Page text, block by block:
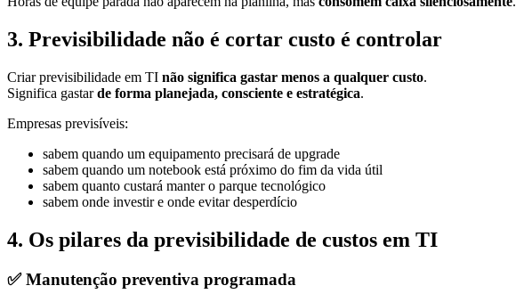
3. Previsibilidade não é cortar custo é controlar
Criar previsibilidade em TI não significa gastar menos a qualquer custo.
Significa gastarde forma planejada, consciente e estratégica.
Empresas previsíveis:
sabem quando um equipamento precisará de upgrade
sabem quando um notebook está próximo do fim da vida útil
sabem quanto custará manter o parque tecnológico
sabem onde investir e onde evitar desperdício
4. Os pilares da previsibilidade de custos em TI
✅Manutenção preventiva programada